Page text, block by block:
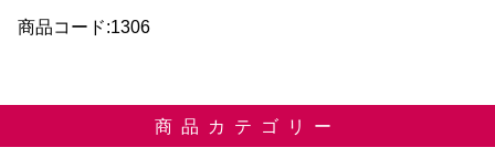
ー
商品コード:1306
商品カテゴリー